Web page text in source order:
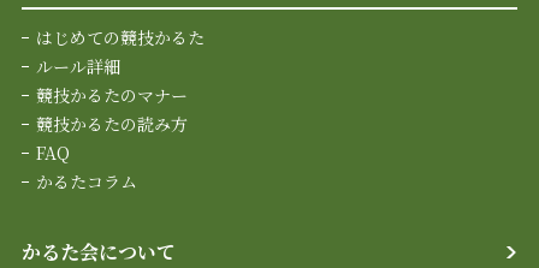
はじめての競技かるた
ルール詳細
競技かるたのマナー
競技かるたの読み方
FAQ
かるたコラム
かるた会について